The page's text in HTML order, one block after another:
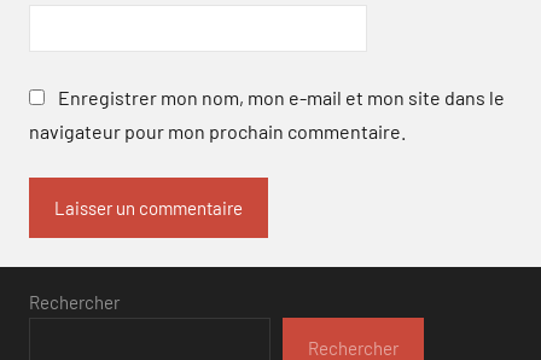
Enregistrer mon nom, mon e-mail et mon site dans le
navigateur pour mon prochain commentaire.
Rechercher
Rechercher